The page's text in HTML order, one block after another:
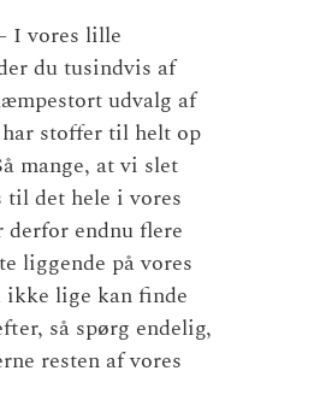
I vores lille
du tusindvis af
udvalg af
stoffer til helt op
mange, at vi slet
til det hele i vores
endnu flere
liggende på vores
ikke lige kan finde
så spørg endelig,
resten af vores